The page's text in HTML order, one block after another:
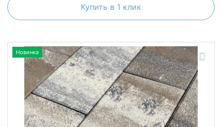
Купить в 1 клик
Новинка